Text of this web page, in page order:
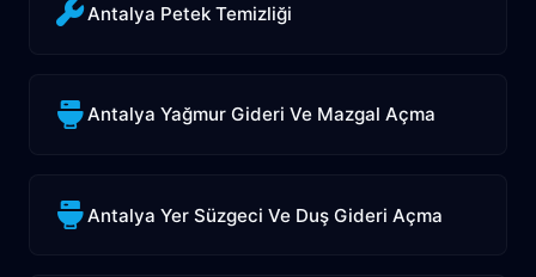
Antalya Petek Temizliği
Antalya Yağmur Gideri Ve Mazgal Açma
Antalya Yer Süzgeci Ve Duş Gideri Açma